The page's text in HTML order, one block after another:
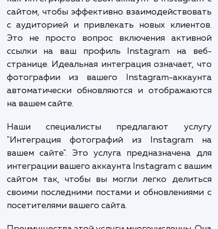
продвижения брендов и товаров.
Многие предприятия столкнулись с
как интегрировать свой аккаунт в
сайтом, чтобы эффективно
с аудиторией и привлекать новых
Это не просто вопрос включения
ссылки на ваш профиль Instagram на
странице. Идеальная интеграция означает,
фотографии из вашего Instagram-
автоматически обновляются и
на вашем сайте.
Наши специалисты предлагают
"Интеграция фотографий из